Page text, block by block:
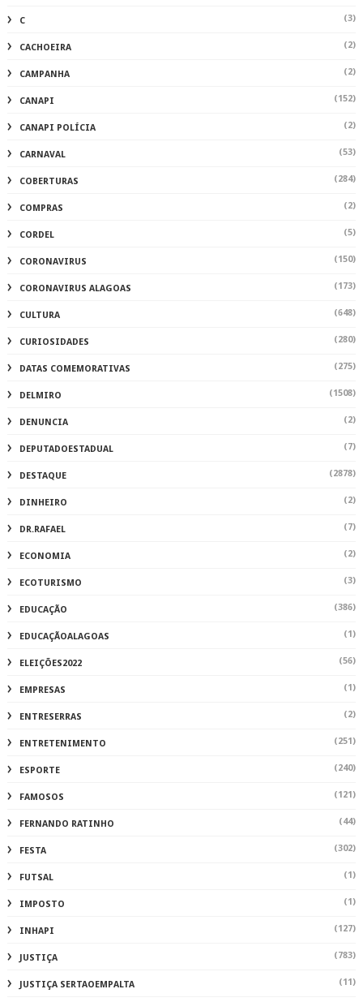
C (3)
CACHOEIRA (2)
CAMPANHA (2)
CANAPI (152)
CANAPI POLÍCIA (2)
CARNAVAL (53)
COBERTURAS (284)
COMPRAS (2)
CORDEL (5)
CORONAVIRUS (150)
CORONAVIRUS ALAGOAS (173)
CULTURA (648)
CURIOSIDADES (280)
DATAS COMEMORATIVAS (275)
DELMIRO (1508)
DENUNCIA (2)
DEPUTADOESTADUAL (7)
DESTAQUE (2878)
DINHEIRO (2)
DR.RAFAEL (7)
ECONOMIA (2)
ECOTURISMO (3)
EDUCAÇÃO (386)
EDUCAÇÃOALAGOAS (1)
ELEIÇÕES2022 (56)
EMPRESAS (1)
ENTRESERRAS (2)
ENTRETENIMENTO (251)
ESPORTE (240)
FAMOSOS (121)
FERNANDO RATINHO (44)
FESTA (302)
FUTSAL (1)
IMPOSTO (1)
INHAPI (127)
JUSTIÇA (783)
JUSTIÇA SERTAOEMPALTA (11)